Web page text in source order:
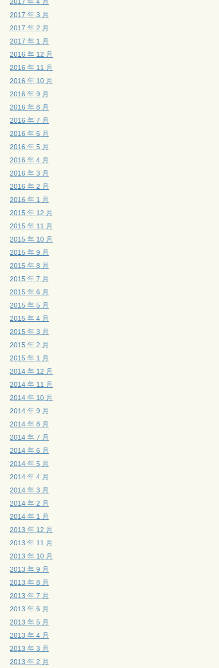
2017 年 3 月
2017 年 2 月
2017 年 1 月
2016 年 12 月
2016 年 11 月
2016 年 10 月
2016 年 9 月
2016 年 8 月
2016 年 7 月
2016 年 6 月
2016 年 5 月
2016 年 4 月
2016 年 3 月
2016 年 2 月
2016 年 1 月
2015 年 12 月
2015 年 11 月
2015 年 10 月
2015 年 9 月
2015 年 8 月
2015 年 7 月
2015 年 6 月
2015 年 5 月
2015 年 4 月
2015 年 3 月
2015 年 2 月
2015 年 1 月
2014 年 12 月
2014 年 11 月
2014 年 10 月
2014 年 9 月
2014 年 8 月
2014 年 7 月
2014 年 6 月
2014 年 5 月
2014 年 4 月
2014 年 3 月
2014 年 2 月
2014 年 1 月
2013 年 12 月
2013 年 11 月
2013 年 10 月
2013 年 9 月
2013 年 8 月
2013 年 7 月
2013 年 6 月
2013 年 5 月
2013 年 4 月
2013 年 3 月
2013 年 2 月